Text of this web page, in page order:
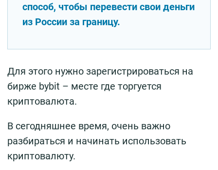
способ, чтобы перевести свои деньги
из России за границу.
Для этого нужно зарегистрироваться на
бирже bybit – месте где торгуется
криптовалюта.
В сегодняшнее время, очень важно
разбираться и начинать использовать
криптовалюту.